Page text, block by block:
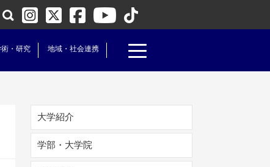
・研究 地域・社会連携
大学紹介
学部・大学院